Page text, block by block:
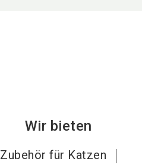
Wir bieten
Zubehör für Katzen